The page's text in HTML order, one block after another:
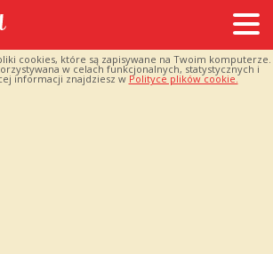
cookies, które są zapisywane na Twoim komputerze.
w celach funkcjonalnych, statystycznych i
informacji znajdziesz w Polityce plików cookie.